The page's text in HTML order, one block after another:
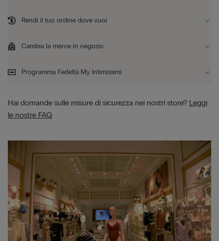
Rendi il tuo ordine dove vuoi
Cambia la merce in negozio
Programma Fedeltà My Intimissimi
Hai domande sulle misure di sicurezza nei nostri store? Leggi
le nostre FAQ